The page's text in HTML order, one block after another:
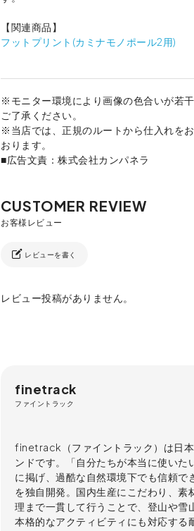
【関連商品】
フットプリント(カミナモノポール2用)
※モニター環境により画像の色合いが若
ご了承ください。
※当店では、正規のルートから仕入れを
おります。
■広告文責：株式会社カンパネラ
レビューを書く
レビュー投稿がありません。
finetrack
ファイントラック
finetrack（ファイントラック）は日
ンドです。「自分たちが本当に使いた
に掲げ、過酷な自然環境下でも信頼で
を独自開発。国内生産にこだわり、素
理まで一貫して行うことで、登山や雪
本格的なアクティビティにも対応する